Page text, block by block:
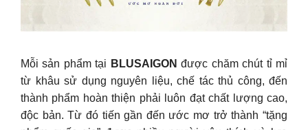
Mỗi sản phẩm tại BLUSAIGON được chăm chút tỉ mỉ
từ khâu sử dụng nguyên liệu, chế tác thủ công, đến
thành phẩm hoàn thiện phải luôn đạt chất lượng cao,
độc bản. Từ đó tiến gần đến ước mơ trở thành “tặng